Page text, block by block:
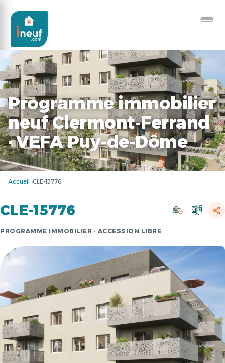
Programme immobilier
neuf Clermont-Ferrand
· VEFA Puy-de-Dôme
Accueil CLE-15776
CLE-15776
PROGRAMME IMMOBILIER · ACCESSION LIBRE